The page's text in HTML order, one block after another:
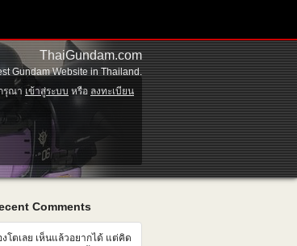
ThaiGundam.com
Gundam Website in Thailand.
รุณา เข้าสู่ระบบ หรือ ลงทะเบียน
Comments
โตเลย เห็นแล้วอยากได้ แต่คิด